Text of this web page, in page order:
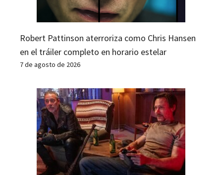
Robert Pattinson aterroriza como Chris Hansen
en el tráiler completo en horario estelar
7 de agosto de 2026